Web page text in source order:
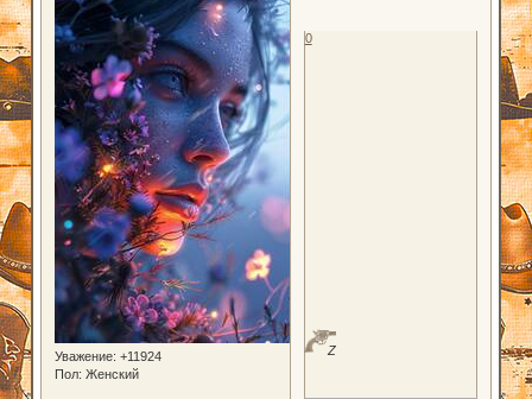
Уважение: +11924
Пол: Женский
Z
0